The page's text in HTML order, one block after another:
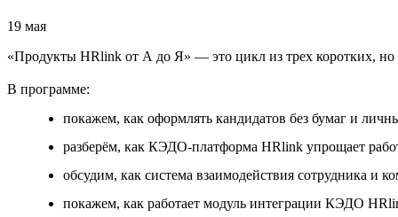
19 мая
«Продукты HRlink от А до Я» — это цикл из трех коротких,
В программе:
покажем, как оформлять кандидатов без бумаг и
разберём, как КЭДО-платформа HRlink упрощает
обсудим, как система взаимодействия сотрудника и
покажем, как работает модуль интеграции КЭДО